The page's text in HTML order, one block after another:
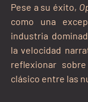
Pese a su éxito,
como una
industria
la velocidad
reflexionar
clásico entre las